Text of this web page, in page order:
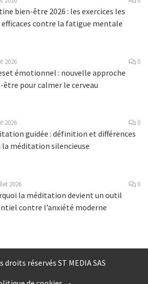
bien-être 2026 : les exercices les
efficaces contre la fatigue mentale
2026 0
émotionnel : nouvelle approche
être pour calmer le cerveau
2026 0
guidée : définition et différences
la méditation silencieuse
2026 0
la méditation devient un outil
contre l’anxiété moderne
droits réservés ST MEDIA SAS